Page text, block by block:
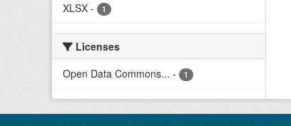
XLSX - 1
Licenses
Open Data Commons... - 1